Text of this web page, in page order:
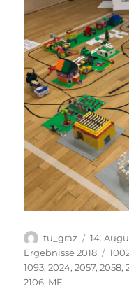
Autor
tu_graz
am
14.
Ergebnisse 2018
1093,2024,2057,2058,
2106, MF